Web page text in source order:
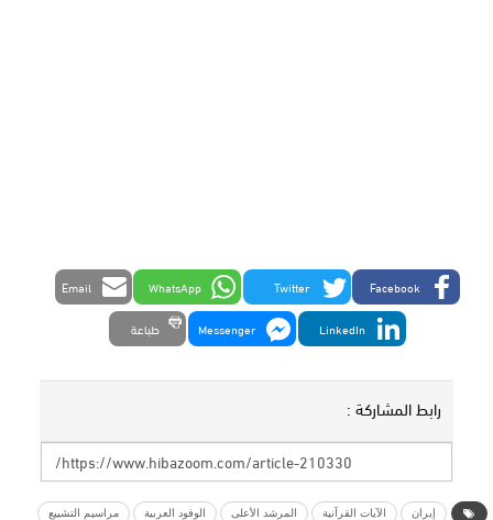
Facebook
Twitter
WhatsApp
Email
LinkedIn
Messenger طباعة
رابط المشاركة :
إيران الآيات القرآنية المرشد الأعلى الوفود العربية مراسيم التشييع